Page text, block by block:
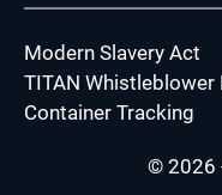
Modern Slavery Act
TITAN Whistleblower
Container Tracking
© 2026